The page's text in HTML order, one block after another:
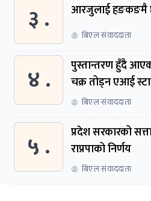
३ . आरजुलाई हङकङमै
बिएल संवाददाता
४ .
पुस्तान्तरण हुँदै
चक्र तोड्न एआई
बिएल संवाददाता
५ .
प्रदेश सरकारको
राप्रपाको निर्णय
बिएल संवाददाता